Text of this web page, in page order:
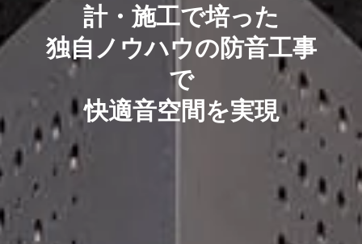
計・施工で培った
独自ノウハウの防音工事
で
快適音空間を実現